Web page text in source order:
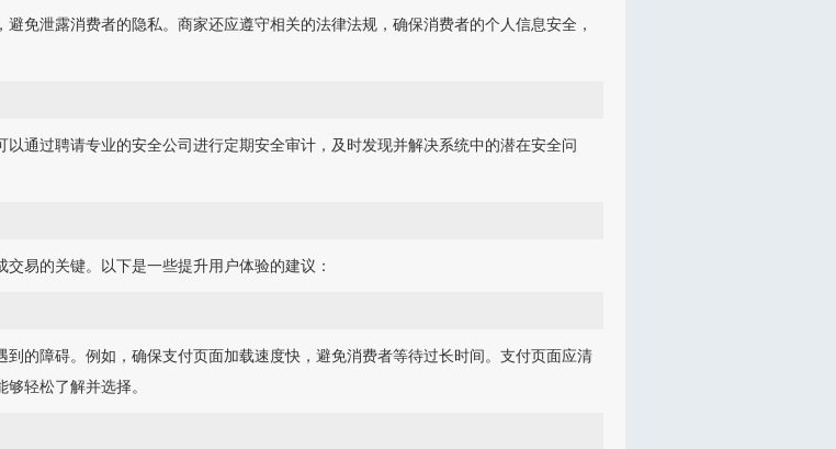
免泄露消费者的隐私。商家还应遵守相关的法律法规，确保消费者的个人信息安全，
通过聘请专业的安全公司进行定期安全审计，及时发现并解决系统中的潜在安全问
易的关键。以下是一些提升用户体验的建议：
的障碍。例如，确保支付页面加载速度快，避免消费者等待过长时间。支付页面应清
轻松了解并选择。